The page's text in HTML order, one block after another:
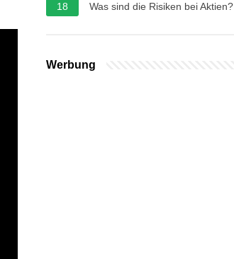
18
Was sind die Risiken bei Aktien?
Werbung